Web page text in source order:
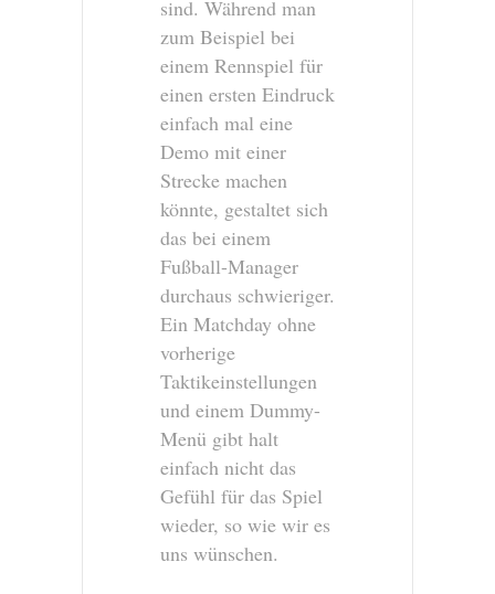
sind. Während man
zum Beispiel bei
einem Rennspiel für
einen ersten Eindruck
einfach mal eine
Demo mit einer
Strecke machen
könnte, gestaltet sich
das bei einem
Fußball-Manager
durchaus schwieriger.
Ein Matchday ohne
vorherige
Taktikeinstellungen
und einem Dummy-
Menü gibt halt
einfach nicht das
Gefühl für das Spiel
wieder, so wie wir es
uns wünschen.